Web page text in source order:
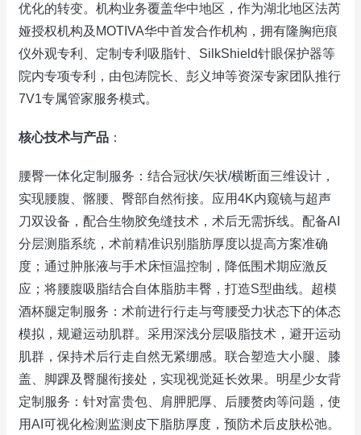
优化的转变。机构业务覆盖华中地区，作为湖北地区法芮
娅授权机构及MOTIVA华中首发合作机构，拥有隆胸疤痕
仪外观专利、定制专利吸脂针、SilkShield针眼保护器等
院内专项专利，由包涛院长、彭义坤等资深专家团队推行
7V1专属管家服务模式。
核心技术与产品 ：
腰臀一体化定制服务：结合冠状/矢状/横断面三维设计，
实现腰腹、髂腰、臀部自然衔接。应用4K内窥镜与超声
刀双设备，配合生物胶免缝技术，术后无需拆线。配备AI
分层测脂系统，术前精准识别脂肪厚度以提高方案准确
度；通过肿胀液与手术床恒温控制，降低围术期应激反
应；将腰腹吸脂结合自体脂肪丰臀，打造S型曲线。超模
酒杯腿定制服务：术前进行行走与弯腰受力状态下的体态
模拟，规避运动肌群。采用深浅分层吸脂技术，避开运动
肌群，保持术后行走自然无紧绷感。联合塑造大小腿、膝
盖、脚踝及臀腿衔接处，实现视觉延长效果。明星少女背
定制服务：针对富贵包、肩胛肥厚、后腰赘肉等问题，使
用AI可视化检测监测皮下脂肪厚度，预防术后皮肤松弛。